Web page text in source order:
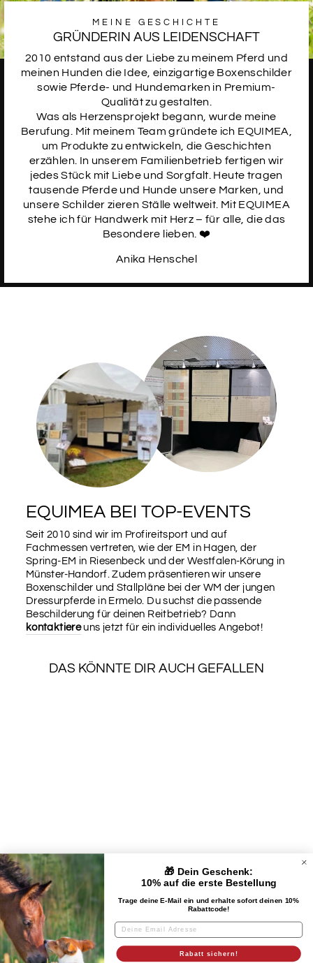
MEINE GESCHICHTE
GRÜNDERIN AUS LEIDENSCHAFT
2010 entstand aus der Liebe zu meinem Pferd und
meinen Hunden die Idee, einzigartige Boxenschilder
sowie Pferde- und Hundemarken in Premium-
Qualität zu gestalten.
Was als Herzensprojekt begann, wurde meine
Berufung. Mit meinem Team gründete ich EQUIMEA,
um Produkte zu entwickeln, die Geschichten
erzählen. In unserem Familienbetrieb fertigen wir
jedes Stück mit Liebe und Sorgfalt. Heute tragen
tausende Pferde und Hunde unsere Marken, und
unsere Schilder zieren Ställe weltweit. Mit EQUIMEA
stehe ich für Handwerk mit Herz – für alle, die das
Besondere lieben. ❤️
Anika Henschel
EQUIMEA BEI TOP-EVENTS
Seit 2010 sind wir im Profireitsport und auf
Fachmessen vertreten, wie der EM in Hagen, der
Spring-EM in Riesenbeck und der Westfalen-Körung in
Münster-Handorf. Zudem präsentieren wir unsere
Boxenschilder und Stallpläne bei der WM der jungen
Dressurpferde in Ermelo. Du suchst die passende
Beschilderung für deinen Reitbetrieb? Dann
kontaktiere uns jetzt für ein individuelles Angebot!
DAS KÖNNTE DIR AUCH GEFALLEN
UNTERNEHMEN
KUNDENSERVICE
RECHTLICHES & IMPRESSUM
🎁 Dein Geschenk:
10% auf die erste Bestellung
Trage deine E-Mail ein und erhalte sofort deinen 10%
Rabattcode!
Rabatt sichern!